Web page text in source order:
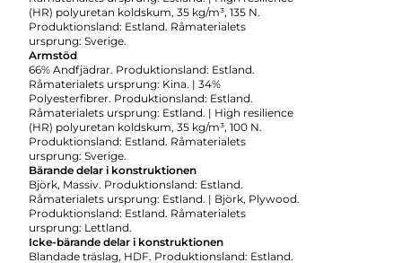
(HR) polyuretan koldskum, 35 kg/m³, 135 N.
Produktionsland: Estland. Råmaterialets
ursprung: Sverige.
Armstöd
66% Andfjädrar. Produktionsland: Estland.
Råmaterialets ursprung: Kina. | 34%
Polyesterfibrer. Produktionsland: Estland.
Råmaterialets ursprung: Estland. | High resilience
(HR) polyuretan koldskum, 35 kg/m³, 100 N.
Produktionsland: Estland. Råmaterialets
ursprung: Sverige.
Bärande delar i konstruktionen
Björk, Massiv. Produktionsland: Estland.
Råmaterialets ursprung: Estland. | Björk, Plywood.
Produktionsland: Estland. Råmaterialets
ursprung: Lettland.
Icke-bärande delar i konstruktionen
Blandade träslag, HDF. Produktionsland: Estland.